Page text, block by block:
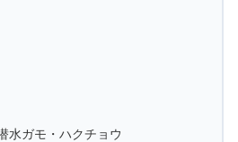
水ガモ・ハクチョウ